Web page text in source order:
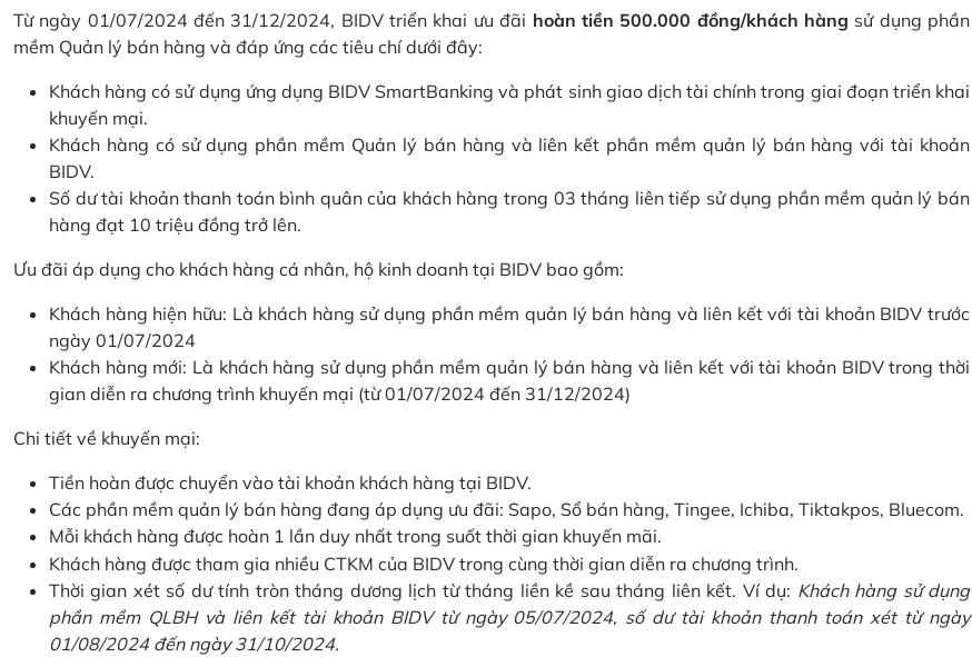
Từ ngày 01/07/2024 đến 31/12/2024, BIDV triển khai ưu đãi hoàn tiền 500.000 đồng/khách hàng sử dụng phần
mềm Quản lý bán hàng và đáp ứng các tiêu chí dưới đây:
Khách hàng có sử dụng ứng dụng BIDV SmartBanking và phát sinh giao dịch tài chính trong giai đoạn triển khai
khuyến mại.
Khách hàng có sử dụng phần mềm Quản lý bán hàng và liên kết phần mềm quản lý bán hàng với tài khoản
BIDV.
Số dư tài khoản thanh toán bình quân của khách hàng trong 03 tháng liên tiếp sử dụng phần mềm quản lý bán
hàng đạt 10 triệu đồng trở lên.
Ưu đãi áp dụng cho khách hàng cá nhân, hộ kinh doanh tại BIDV bao gồm:
Khách hàng hiện hữu: Là khách hàng sử dụng phần mềm quản lý bán hàng và liên kết với tài khoản BIDV trước
ngày 01/07/2024
Khách hàng mới: Là khách hàng sử dụng phần mềm quản lý bán hàng và liên kết với tài khoản BIDV trong thời
gian diễn ra chương trình khuyến mại (từ 01/07/2024 đến 31/12/2024)
Chi tiết về khuyến mại:
Tiền hoàn được chuyển vào tài khoản khách hàng tại BIDV.
Các phần mềm quản lý bán hàng đang áp dụng ưu đãi: Sapo, Sổ bán hàng, Tingee, Ichiba, Tiktakpos, Bluecom.
Mỗi khách hàng được hoàn 1 lần duy nhất trong suốt thời gian khuyến mãi.
Khách hàng được tham gia nhiều CTKM của BIDV trong cùng thời gian diễn ra chương trình.
Thời gian xét số dư tính tròn tháng dương lịch từ tháng liền kề sau tháng liên kết. Ví dụ: Khách hàng sử dụng
phần mềm QLBH và liên kết tài khoản BIDV từ ngày 05/07/2024, số dư tài khoản thanh toán xét từ ngày
01/08/2024 đến ngày 31/10/2024.